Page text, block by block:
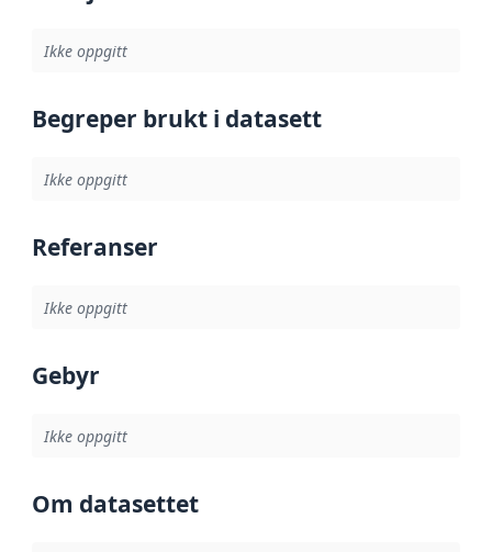
Ikke oppgitt
Begreper brukt i datasett
Ikke oppgitt
Referanser
Ikke oppgitt
Gebyr
Ikke oppgitt
Om datasettet